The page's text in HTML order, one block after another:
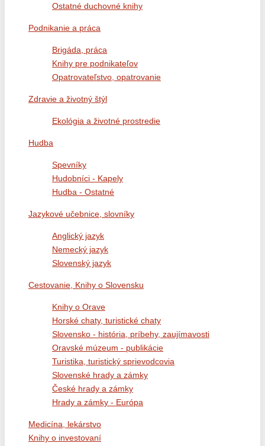
Ostatné duchovné knihy
Podnikanie a práca
Brigáda, práca
Knihy pre podnikateľov
Opatrovateľstvo, opatrovanie
Zdravie a životný štýl
Ekológia a životné prostredie
Hudba
Spevníky
Hudobníci - Kapely
Hudba - Ostatné
Jazykové učebnice, slovníky
Anglický jazyk
Nemecký jazyk
Slovenský jazyk
Cestovanie, Knihy o Slovensku
Knihy o Orave
Horské chaty, turistické chaty
Slovensko - história, príbehy, zaujímavosti
Oravské múzeum - publikácie
Turistika, turistický sprievodcovia
Slovenské hrady a zámky
České hrady a zámky
Hrady a zámky - Európa
Medicína, lekárstvo
Knihy o investovaní